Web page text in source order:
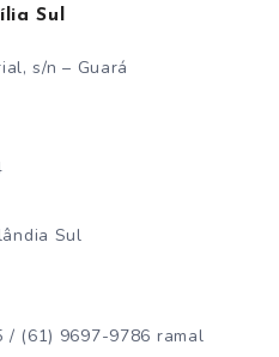
Sul
s/n – Guará
Sul
/ (61) 9697-9786 ramal